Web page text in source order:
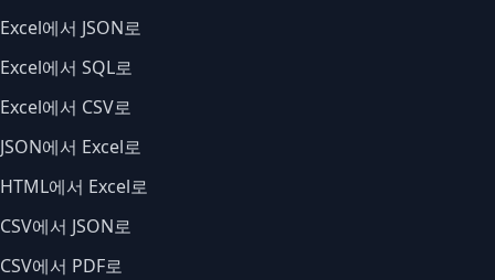
Excel에서 JSON로
Excel에서 SQL로
Excel에서 CSV로
JSON에서 Excel로
HTML에서 Excel로
CSV에서 JSON로
CSV에서 PDF로